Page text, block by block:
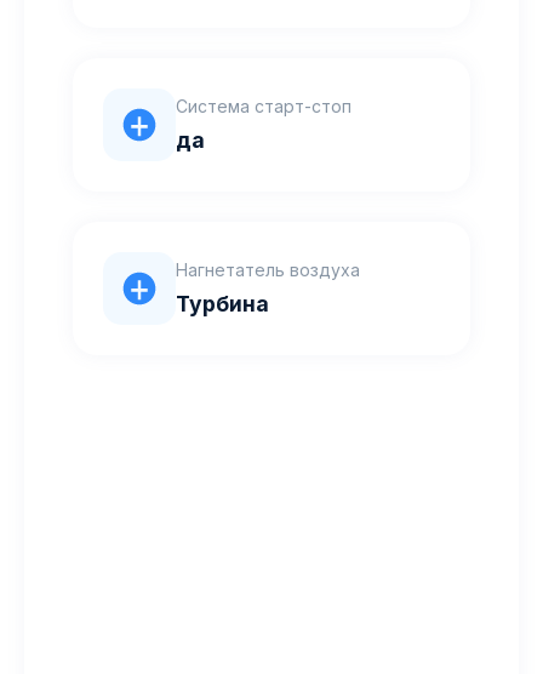
Система старт-стоп
да
Нагнетатель воздуха
Турбина